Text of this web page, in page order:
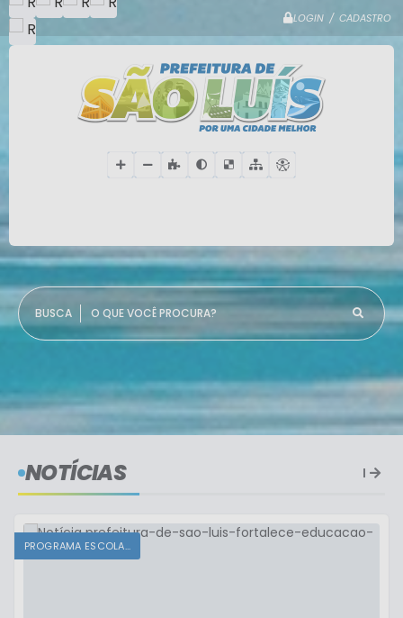
LOGIN / CADASTRO
O QUE VOCÊ PROCURA?
NOTÍCIAS
PROGRAMA ESCOLA...